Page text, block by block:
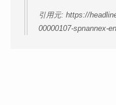
引用元: https://
00000107-spnannex-